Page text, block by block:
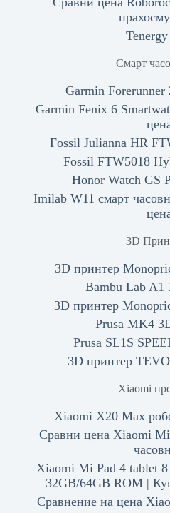
Смарт
Garmin Forerunner
Garmin Fenix 6
Fossil Julianna HR
Fossil FTW5018
Honor Watch GS
Imilab W11 смарт
3D
3D принтер
Bambu Lab A1
3D принтер
Prusa MK4
Prusa SL1S
3D принтер
Xiaomi
Xiaomi X20 Max
Сравни цена Xiaomi
Xiaomi Mi Pad 4 tablet
32GB/64GB ROM |
Сравнение на цена